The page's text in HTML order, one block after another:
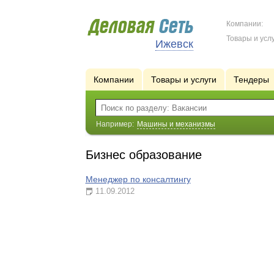
Ижевск
Компании:
Товары и
Компании Товары и услуги Тендеры
Например: Машины и механизмы
Бизнес образование
Менеджер по консалтингу
11.09.2012